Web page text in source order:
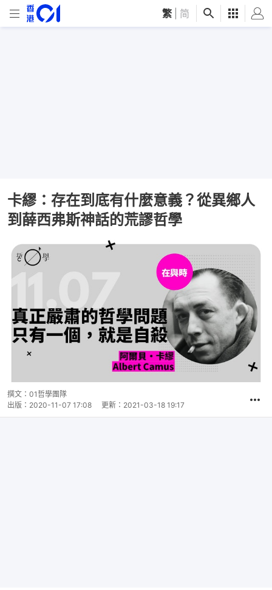
繁 简
卡繆：存在到底有什麼意義？從異鄉人
到薛西弗斯神話的荒謬哲學
撰文： 01哲學團隊
出版： 2020-11-07 17:08 更新： 2021-03-18 19:17